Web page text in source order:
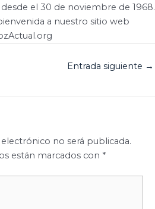
el 30 de noviembre de 1968.
a nuestro sitio web
Entrada siguiente →
no será publicada.
están marcados con *